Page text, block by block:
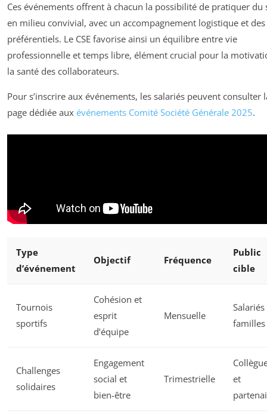
Ces événements offrent à chacun la possibilité de pratiquer du
en milieu convivial, avec un accompagnement logistique et
préférentiels. Le CSE favorise ainsi un équilibre entre vie
professionnelle et temps libre, élément crucial pour la
la santé des collaborateurs.
Pour s’inscrire aux événements, les salariés peuvent consulter
page dédiée aux événements Comité Société Générale 2025.
Type
d’événement
Objectif Fréquence
Public
cible
Tournois
sportifs
Cohésion et
esprit
d’équipe
Mensuelle
Salariés
familles
Challenges
solidaires
Engagement
social et
bien-être
Trimestrielle
et